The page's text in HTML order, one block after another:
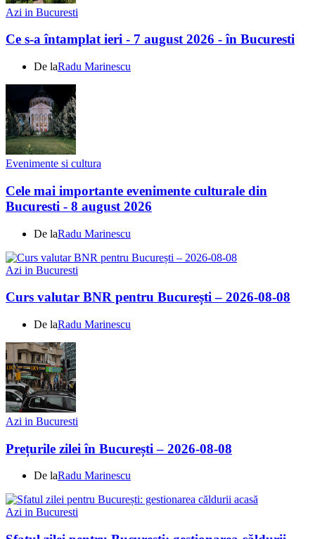
Azi in Bucuresti
Ce s-a întamplat ieri - 7 august 2026 - în Bucuresti
De laRadu Marinescu
Evenimente si cultura
Cele mai importante evenimente culturale din
Bucuresti - 8 august 2026
De laRadu Marinescu
Azi in Bucuresti
Curs valutar BNR pentru București – 2026-08-08
De laRadu Marinescu
Azi in Bucuresti
Prețurile zilei în București – 2026-08-08
De laRadu Marinescu
Azi in Bucuresti